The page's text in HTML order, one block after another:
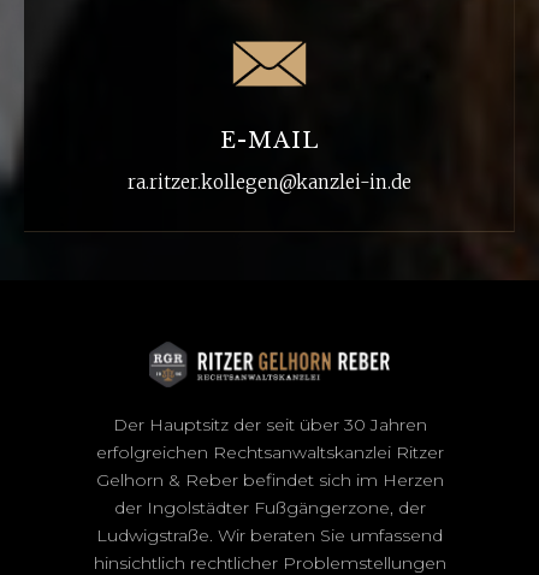
E-MAIL
ra.ritzer.kollegen@kanzlei-in.de
Der Hauptsitz der seit über 30 Jahren
erfolgreichen Rechtsanwaltskanzlei Ritzer
Gelhorn & Reber befindet sich im Herzen
der Ingolstädter Fußgängerzone, der
Ludwigstraße. Wir beraten Sie umfassend
hinsichtlich rechtlicher Problemstellungen